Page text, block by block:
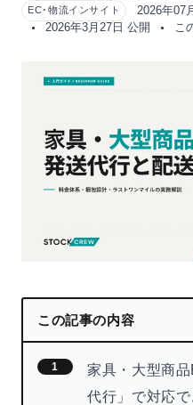
EC･物流インサイト
2026年07
2026年3月27日 公開
こ
この記事の内容
家具・大型商
代行」で対応